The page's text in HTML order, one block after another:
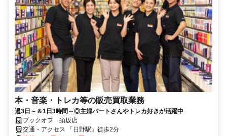
本・音楽・トレカ等の販売買取業務
週3日～＆1日3時間～◎主婦パートさんやトレカ好きが活躍中
ブックオフ 須坂店
交通・アクセス 「日野駅」徒歩2分